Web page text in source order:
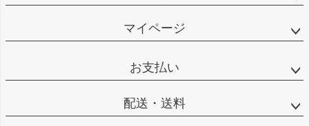
マイページ
お支払い
配送・送料